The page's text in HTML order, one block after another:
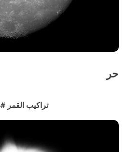
حر
تراكيب القمر #14 "Eclipse